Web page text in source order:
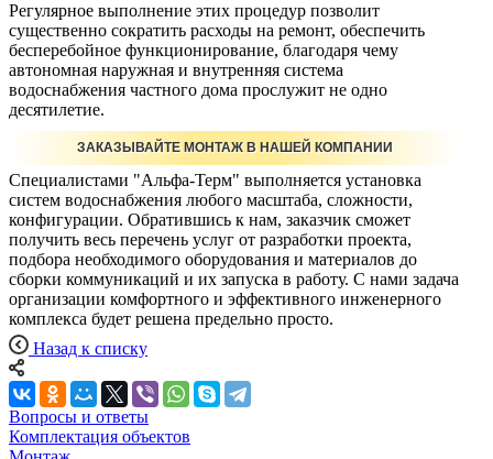
Регулярное выполнение этих процедур позволит
существенно сократить расходы на ремонт, обеспечить
бесперебойное функционирование, благодаря чему
автономная наружная и внутренняя система
водоснабжения частного дома прослужит не одно
десятилетие.
ЗАКАЗЫВАЙТЕ МОНТАЖ В НАШЕЙ КОМПАНИИ
Специалистами "Альфа-Терм" выполняется установка
систем водоснабжения любого масштаба, сложности,
конфигурации. Обратившись к нам, заказчик сможет
получить весь перечень услуг от разработки проекта,
подбора необходимого оборудования и материалов до
сборки коммуникаций и их запуска в работу. С нами задача
организации комфортного и эффективного инженерного
комплекса будет решена предельно просто.
Назад к списку
Вопросы и ответы
Комплектация объектов